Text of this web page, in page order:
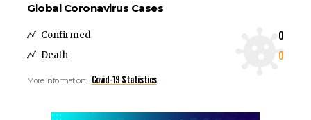
Global Coronavirus Cases
Confirmed 0
Death 0
More Information: Covid-19 Statistics